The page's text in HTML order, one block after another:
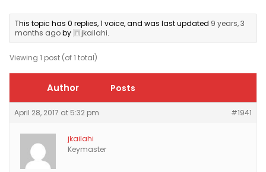
This topic has 0 replies, 1 voice, and was last updated 9 years, 3
months agoby jkailahi.
Viewing 1 post (of 1 total)
Author Posts
April 28, 2017 at 5:32 pm #1941
jkailahi
Keymaster